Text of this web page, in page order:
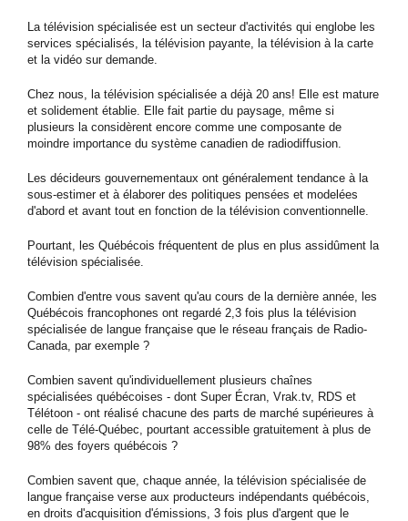
La télévision spécialisée est un secteur d'activités qui englobe les
services spécialisés, la télévision payante, la télévision à la carte
et la vidéo sur demande.
Chez nous, la télévision spécialisée a déjà 20 ans! Elle est mature
et solidement établie. Elle fait partie du paysage, même si
plusieurs la considèrent encore comme une composante de
moindre importance du système canadien de radiodiffusion.
Les décideurs gouvernementaux ont généralement tendance à la
sous-estimer et à élaborer des politiques pensées et modelées
d'abord et avant tout en fonction de la télévision conventionnelle.
Pourtant, les Québécois fréquentent de plus en plus assidûment la
télévision spécialisée.
Combien d'entre vous savent qu'au cours de la dernière année, les
Québécois francophones ont regardé 2,3 fois plus la télévision
spécialisée de langue française que le réseau français de Radio-
Canada, par exemple ?
Combien savent qu'individuellement plusieurs chaînes
spécialisées québécoises - dont Super Écran, Vrak.tv, RDS et
Télétoon - ont réalisé chacune des parts de marché supérieures à
celle de Télé-Québec, pourtant accessible gratuitement à plus de
98% des foyers québécois ?
Combien savent que, chaque année, la télévision spécialisée de
langue française verse aux producteurs indépendants québécois,
en droits d'acquisition d'émissions, 3 fois plus d'argent que le